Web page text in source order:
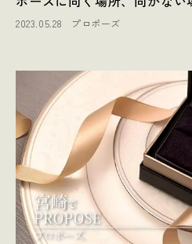
2023.05.28 プロポーズ